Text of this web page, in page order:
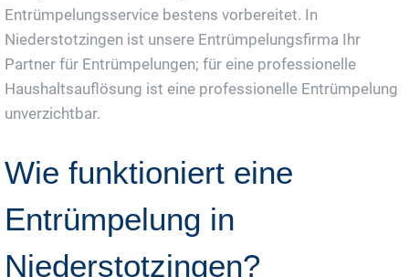
Entrümpelungsservice bestens vorbereitet. In
Niederstotzingen ist unsere Entrümpelungsfirma Ihr
Partner für Entrümpelungen; für eine professionelle
Haushaltsauflösung ist eine professionelle Entrümpelung
unverzichtbar.
Wie funktioniert eine
Entrümpelung in
Niederstotzingen?